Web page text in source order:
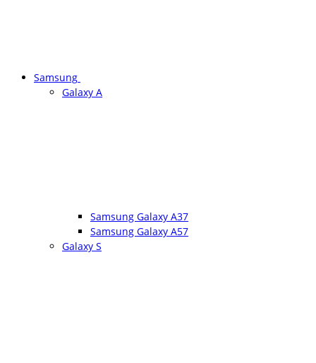
Samsung
Galaxy A
Samsung Galaxy A37
Samsung Galaxy A57
Galaxy S